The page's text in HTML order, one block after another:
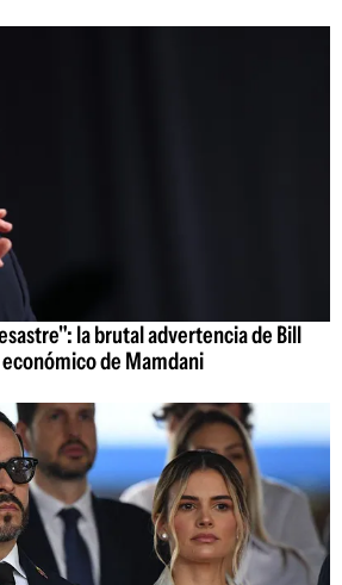
la brutal advertencia de Bill
de Mamdani